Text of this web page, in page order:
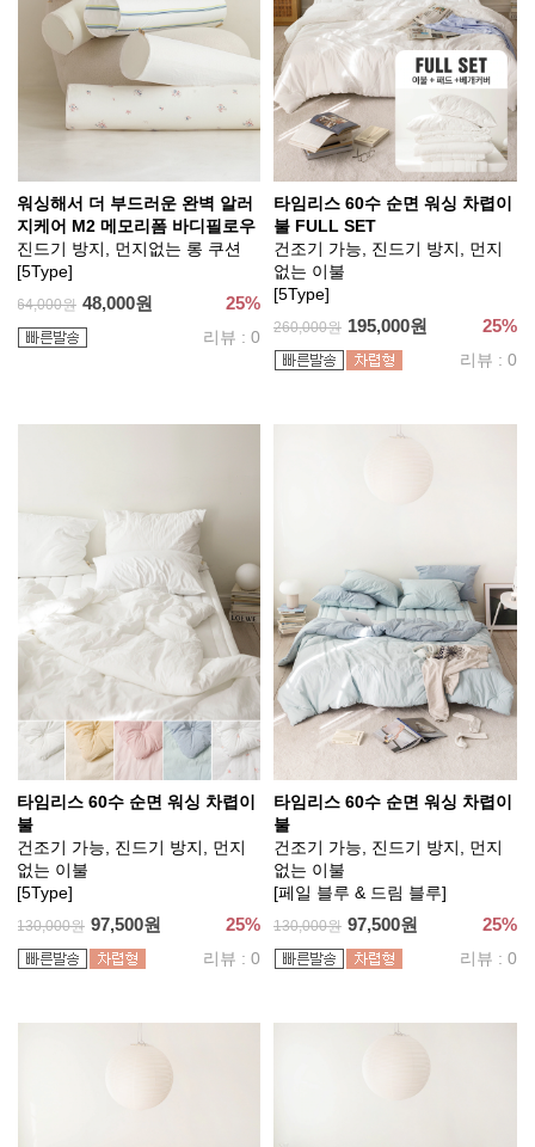
워싱해서 더 부드러운 완벽 알러
지케어 M2 메모리폼 바디필로우
진드기 방지, 먼지없는 롱 쿠션
[5Type]
64,000원 48,000원 25%
리뷰 : 0
타임리스 60수 순면 워싱 차렵이
불 FULL SET
건조기 가능, 진드기 방지, 먼지
없는 이불
[5Type]
260,000원 195,000원 25%
리뷰 : 0
타임리스 60수 순면 워싱 차렵이
불
건조기 가능, 진드기 방지, 먼지
없는 이불
[5Type]
130,000원 97,500원 25%
리뷰 : 0
타임리스 60수 순면 워싱 차렵이
불
건조기 가능, 진드기 방지, 먼지
없는 이불
[페일 블루 & 드림 블루]
130,000원 97,500원 25%
리뷰 : 0